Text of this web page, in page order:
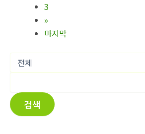
3
»
마지막
검색